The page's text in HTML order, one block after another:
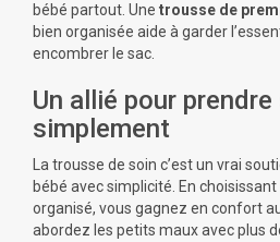
bébé partout. Une trousse de
bien organisée aide à garder
encombrer le sac.
Un allié pour
simplement
La trousse de soin c’est un vrai
bébé avec simplicité. En
organisé, vous gagnez en confort
abordez les petits maux avec plus